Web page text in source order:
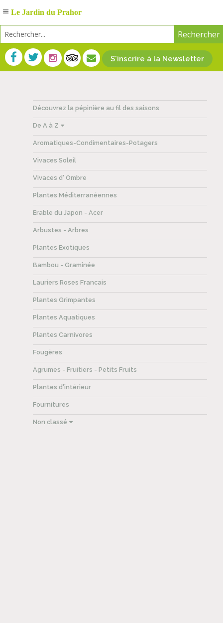
S'inscrire à la Newsletter
Découvrez la pépinière au fil des saisons
De A à Z
Aromatiques-Condimentaires-Potagers
Vivaces Soleil
Vivaces d' Ombre
Plantes Méditerranéennes
Erable du Japon - Acer
Arbustes - Arbres
Plantes Exotiques
Bambou - Graminée
Lauriers Roses Francais
Plantes Grimpantes
Plantes Aquatiques
Plantes Carnivores
Fougères
Agrumes - Fruitiers - Petits Fruits
Plantes d'intérieur
Fournitures
Non classé
Le Jardin du Prahor